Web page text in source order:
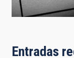
Entradas